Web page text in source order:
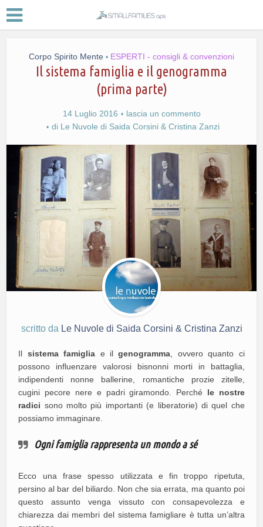
Corpo Spirito Mente • ESPERTI - consigli & convenzioni
Il sistema famiglia e il genogramma
(prima parte)
14 Luglio 2016
lascia un commento
di Le Nuvole di Saida Corsini & Cristina Zanzi
scritto da Le Nuvole di Saida Corsini & Cristina Zanzi
Il sistema famiglia e ilgenogramma , ovvero quanto ci
possono influenzare valorosi bisnonni morti in battaglia,
indipendenti nonne ballerine, romantiche prozie zitelle,
cugini pecore nere e padri giramondo. Perché le nostre
radici sono molto più importanti (e liberatorie) di quel che
possiamo immaginare.
Ogni famiglia rappresenta un mondo a sé
Ecco una frase spesso utilizzata e fin troppo ripetuta,
persino al bar del biliardo. Non che sia errata, ma quanto poi
questo assunto venga vissuto con consapevolezza e
chiarezza dai membri del sistema famigliare è tutta un’altra